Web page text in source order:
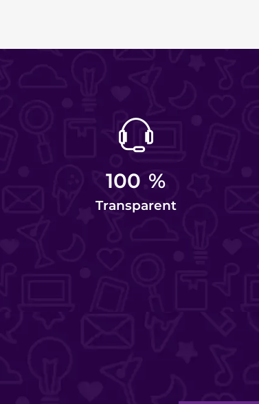
100 %
Transparent